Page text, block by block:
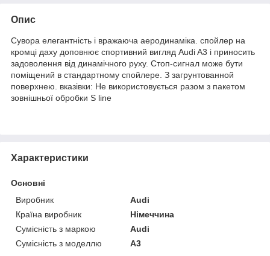
Опис
Сувора елегантність і вражаюча аеродинаміка. спойлер на
кромці даху доповнює спортивний вигляд Audi A3 і приносить
задоволення від динамічного руху. Стоп-сигнал може бути
поміщений в стандартному спойлере. З загрунтованной
поверхнею. вказівки: Не використовується разом з пакетом
зовнішньої обробки S line
Характеристики
Основні
Виробник
Audi
Країна виробник
Німеччина
Сумісність з маркою
Audi
Сумісність з моделлю
A3